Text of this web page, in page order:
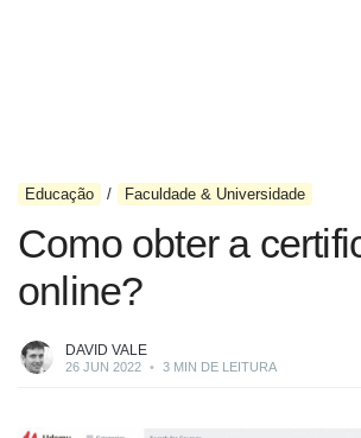
Educação Faculdade & Universidade
Como obter a
online?
DAVID VALE
26 JUN 2022 • 3 MIN DE LEITURA